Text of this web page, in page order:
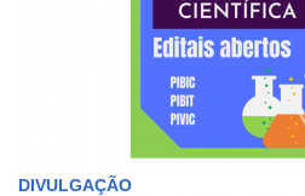
DIVULGAÇÃO